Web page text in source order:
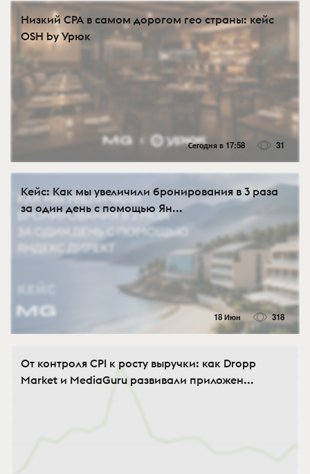
Низкий CPA в самом дорогом гео страны: кейс
OSH by Урюк
Сегодня в 17:58 31
Кейс: Как мы увеличили бронирования в 3 раза
за один день с помощью Ян...
18 Июн 318
От контроля CPI к росту выручки: как Dropp
Market и MediaGuru развивали приложен...